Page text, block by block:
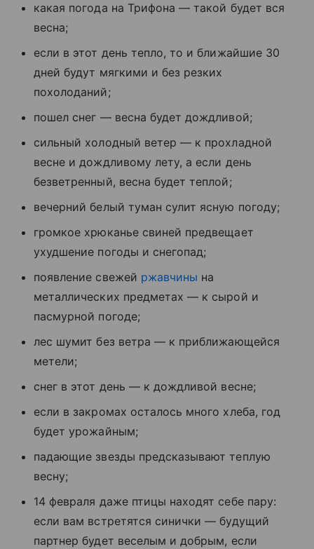
какая погода на Трифона — такой будет вся
весна;
если в этот день тепло, то и ближайшие 30
дней будут мягкими и без резких
похолоданий;
пошел снег — весна будет дождливой;
сильный холодный ветер — к прохладной
весне и дождливому лету, а если день
безветренный, весна будет теплой;
вечерний белый туман сулит ясную погоду;
громкое хрюканье свиней предвещает
ухудшение погоды и снегопад;
появление свежей ржавчины на
металлических предметах — к сырой и
пасмурной погоде;
лес шумит без ветра — к приближающейся
метели;
снег в этот день — к дождливой весне;
если в закромах осталось много хлеба, год
будет урожайным;
падающие звезды предсказывают теплую
весну;
14 февраля даже птицы находят себе пару:
если вам встретятся синички — будущий
партнер будет веселым и добрым, если